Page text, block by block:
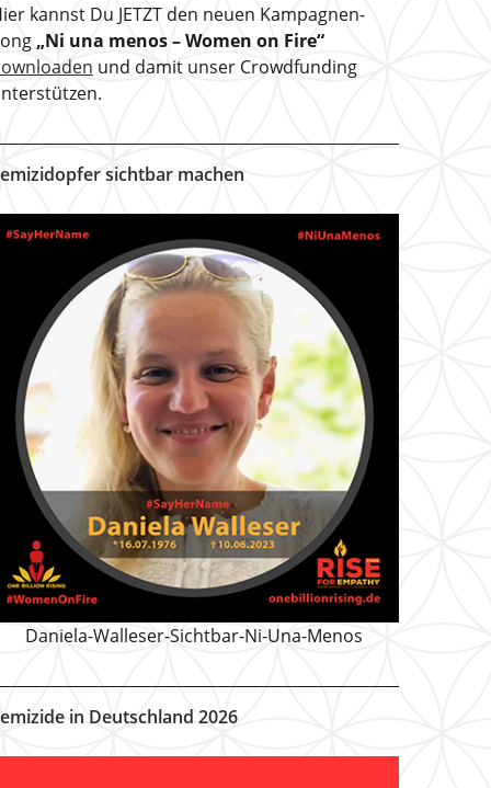
kannst Du JETZT den neuen Kampagnen-
„Ni una menos – Women on Fire“
und damit unser Crowdfunding
sichtbar machen
Daniela-Walleser-Sichtbar-Ni-Una-Menos
in Deutschland 2026